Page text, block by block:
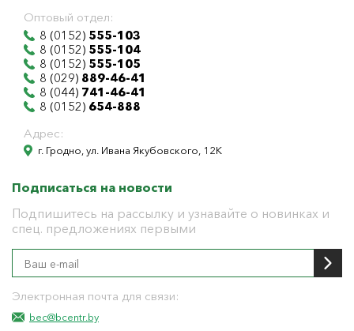
Оптовый отдел:
8 (0152) 555-103
8 (0152) 555-104
8 (0152) 555-105
8 (029) 889-46-41
8 (044) 741-46-41
8 (0152) 654-888
Адрес:
г. Гродно, ул. Ивана Якубовского, 12К
Подписаться на новости
Подпишитесь на рассылку и узнавайте о новинках и
спец. предложениях первыми
Электронная почта для связи:
bec@bcentr.by